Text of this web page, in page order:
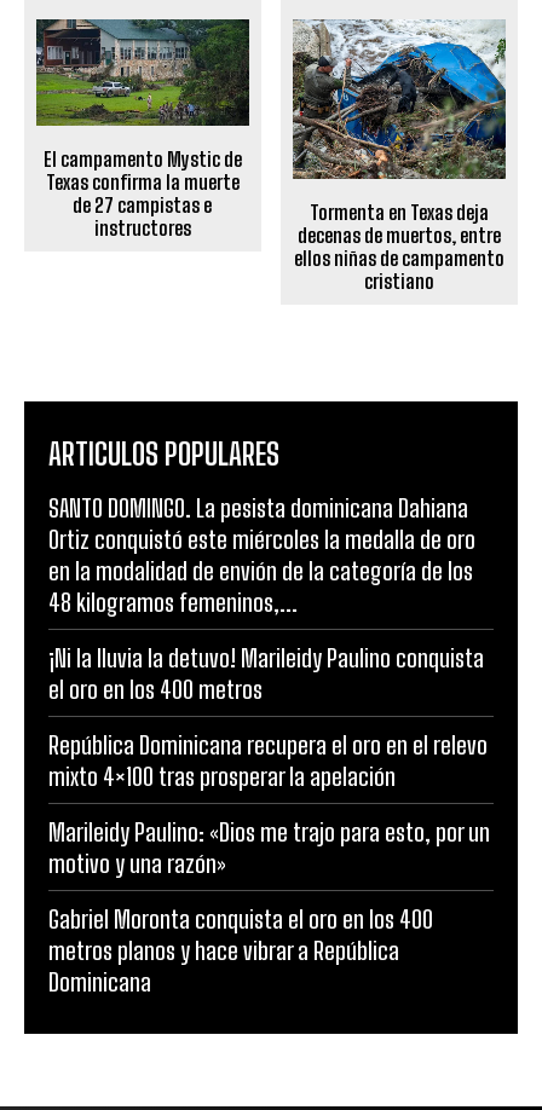
El campamento Mystic de
Texas confirma la muerte
de 27 campistas e
instructores
Tormenta en Texas deja
decenas de muertos, entre
ellos niñas de campamento
cristiano
ARTICULOS POPULARES
SANTO DOMINGO. La pesista dominicana Dahiana
Ortiz conquistó este miércoles la medalla de oro
en la modalidad de envión de la categoría de los
48 kilogramos femeninos,...
¡Ni la lluvia la detuvo! Marileidy Paulino conquista
el oro en los 400 metros
República Dominicana recupera el oro en el relevo
mixto 4×100 tras prosperar la apelación
Marileidy Paulino: «Dios me trajo para esto, por un
motivo y una razón»
Gabriel Moronta conquista el oro en los 400
metros planos y hace vibrar a República
Dominicana